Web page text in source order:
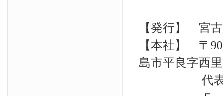
【発行】 宮
【本社】 〒
島市平良字西
代表電話